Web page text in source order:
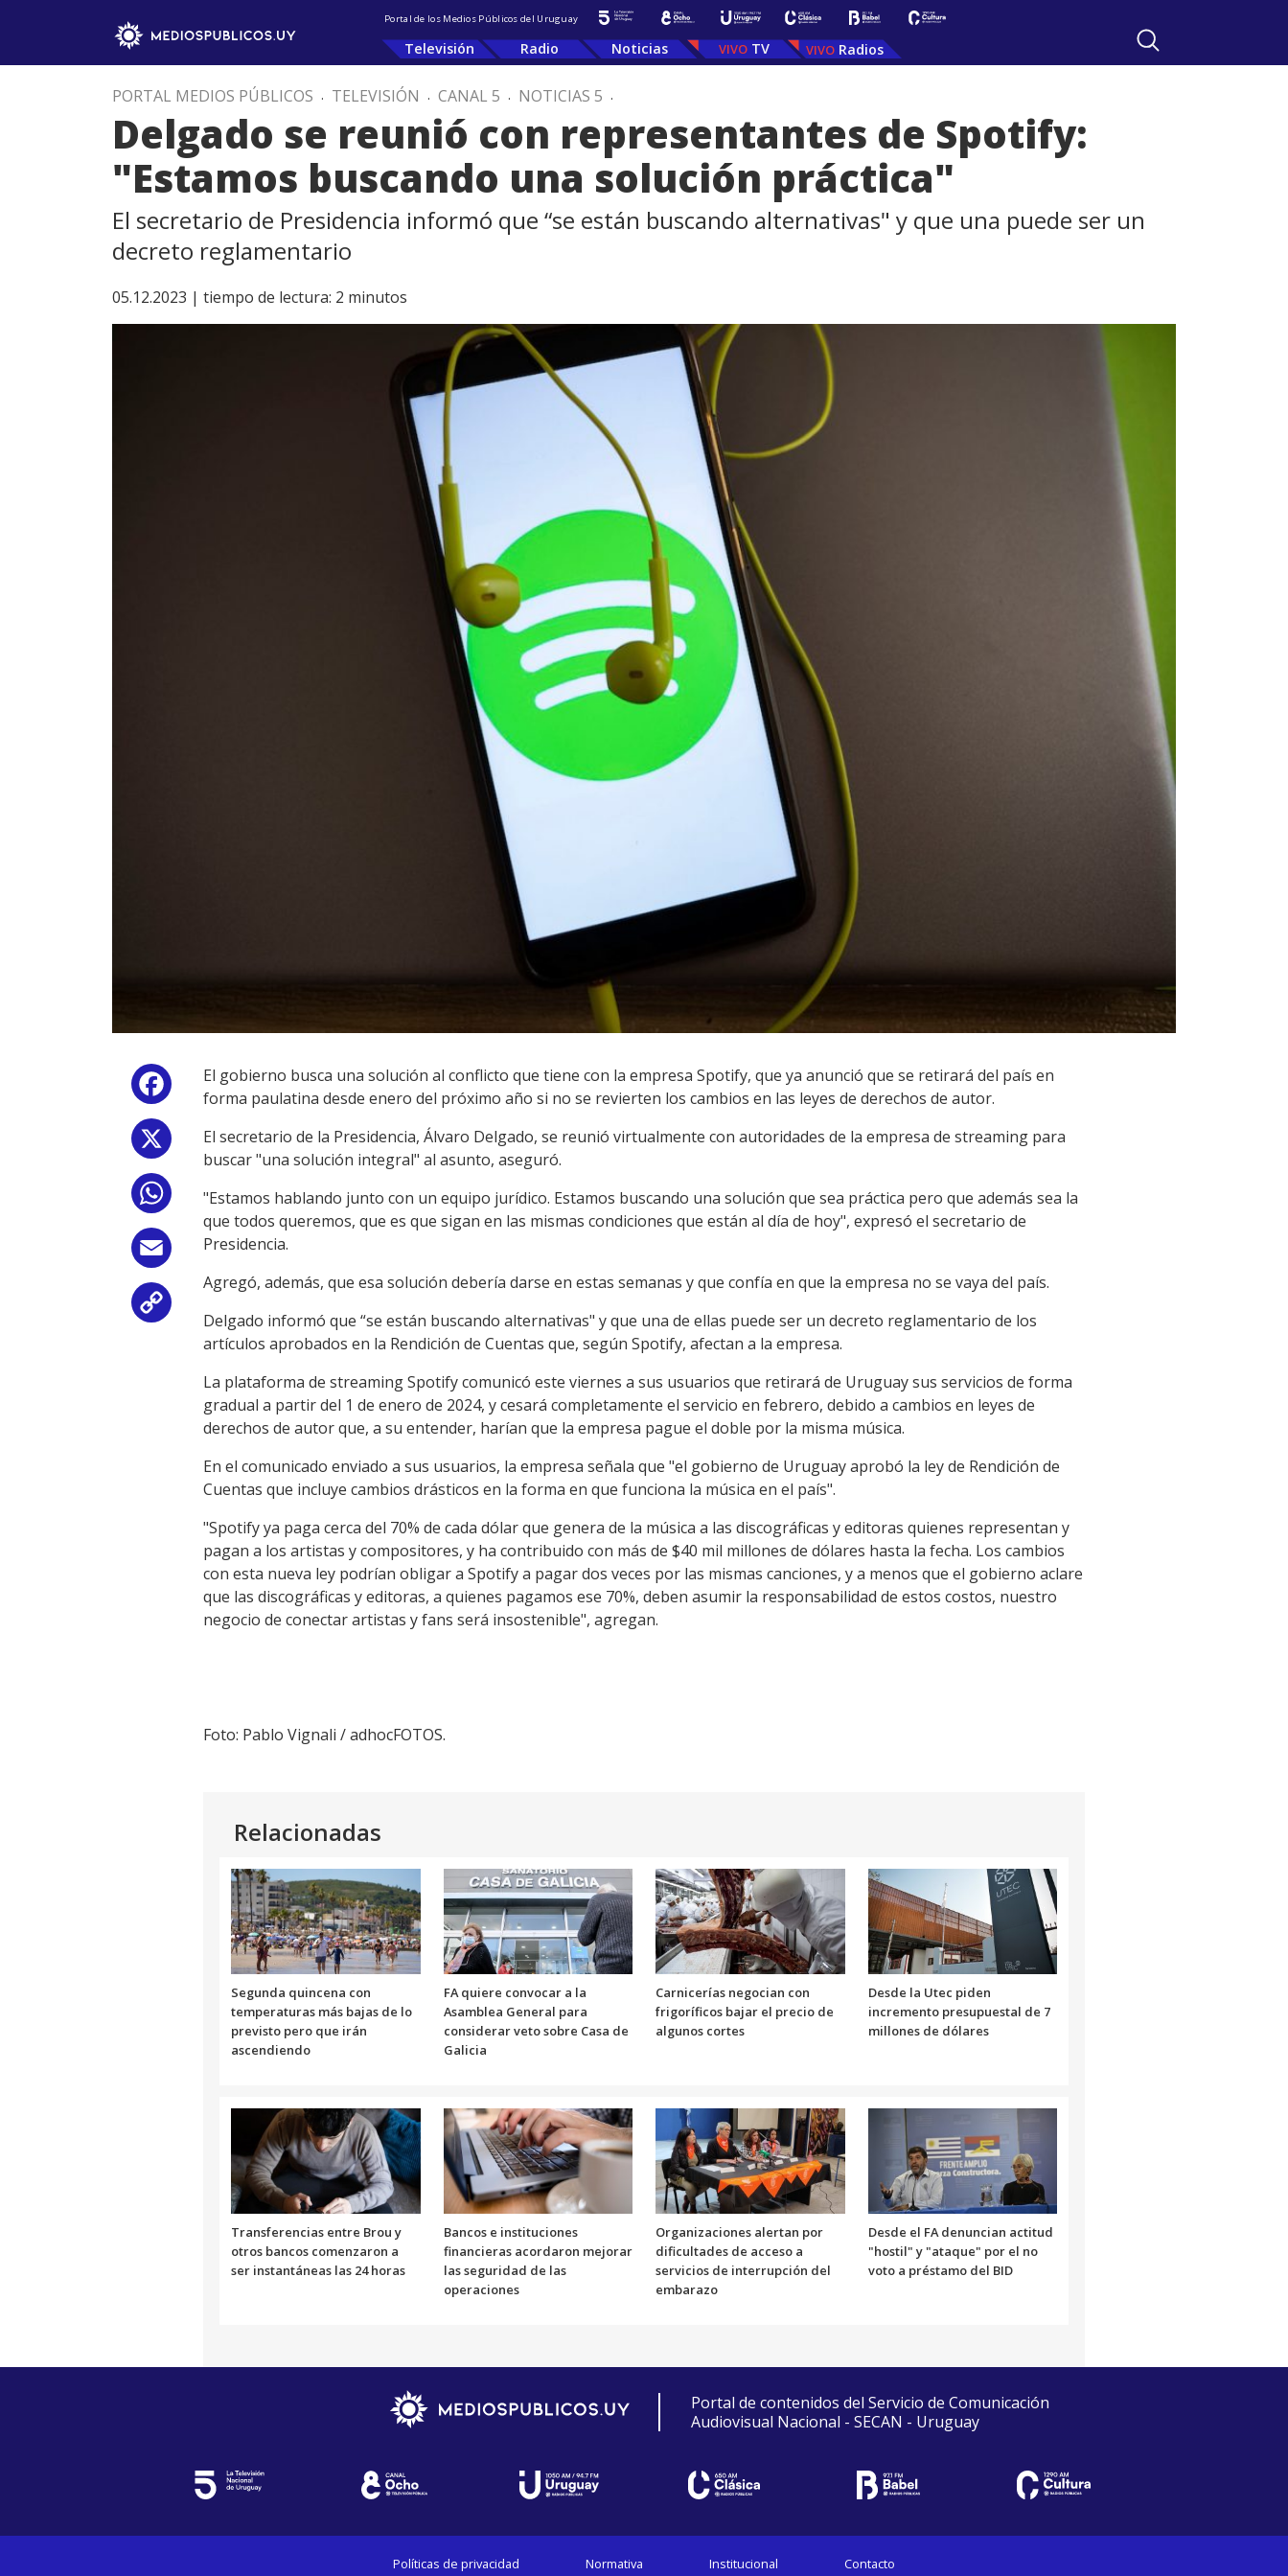
Portal de los Medios Públicos del Uruguay
Televisión Radio Noticias TV Radios
PORTAL MEDIOS PÚBLICOS . TELEVISIÓN . CANAL 5 . NOTICIAS 5 .
Delgado se reunió con representantes de Spotify:
"Estamos buscando una solución práctica"
El secretario de Presidencia informó que “se están buscando alternativas" y que una puede ser un
decreto reglamentario
05.12.2023 | tiempo de lectura: 2 minutos
Facebook
WhatsApp
Email
Link
El gobierno busca una solución al conflicto que tiene con la empresa Spotify, que ya anunció que se retirará del país en
forma paulatina desde enero del próximo año si no se revierten los cambios en las leyes de derechos de autor.
El secretario de la Presidencia, Álvaro Delgado, se reunió virtualmente con autoridades de la empresa de streaming para
buscar "una solución integral" al asunto, aseguró.
"Estamos hablando junto con un equipo jurídico. Estamos buscando una solución que sea práctica pero que además sea la
que todos queremos, que es que sigan en las mismas condiciones que están al día de hoy", expresó el secretario de
Presidencia.
Agregó, además, que esa solución debería darse en estas semanas y que confía en que la empresa no se vaya del país.
Delgado informó que “se están buscando alternativas" y que una de ellas puede ser un decreto reglamentario de los
artículos aprobados en la Rendición de Cuentas que, según Spotify, afectan a la empresa.
La plataforma de streaming Spotify comunicó este viernes a sus usuarios que retirará de Uruguay sus servicios de forma
gradual a partir del 1 de enero de 2024, y cesará completamente el servicio en febrero, debido a cambios en leyes de
derechos de autor que, a su entender, harían que la empresa pague el doble por la misma música.
En el comunicado enviado a sus usuarios, la empresa señala que "el gobierno de Uruguay aprobó la ley de Rendición de
Cuentas que incluye cambios drásticos en la forma en que funciona la música en el país".
"Spotify ya paga cerca del 70% de cada dólar que genera de la música a las discográficas y editoras quienes representan y
pagan a los artistas y compositores, y ha contribuido con más de $40 mil millones de dólares hasta la fecha. Los cambios
con esta nueva ley podrían obligar a Spotify a pagar dos veces por las mismas canciones, y a menos que el gobierno aclare
que las discográficas y editoras, a quienes pagamos ese 70%, deben asumir la responsabilidad de estos costos, nuestro
negocio de conectar artistas y fans será insostenible", agregan.
Foto: Pablo Vignali / adhocFOTOS.
Relacionadas
Segunda quincena con
temperaturas más bajas de lo
previsto pero que irán
ascendiendo
FA quiere convocar a la
Asamblea General para
considerar veto sobre Casa de
Galicia
Carnicerías negocian con
frigoríficos bajar el precio de
algunos cortes
Desde la Utec piden
incremento presupuestal de 7
millones de dólares
Transferencias entre Brou y
otros bancos comenzaron a
ser instantáneas las 24 horas
Bancos e instituciones
financieras acordaron mejorar
las seguridad de las
operaciones
Organizaciones alertan por
dificultades de acceso a
servicios de interrupción del
embarazo
Desde el FA denuncian actitud
"hostil" y "ataque" por el no
voto a préstamo del BID
Portal de contenidos del Servicio de Comunicación
Audiovisual Nacional - SECAN - Uruguay
Políticas de privacidad Normativa Institucional Contacto